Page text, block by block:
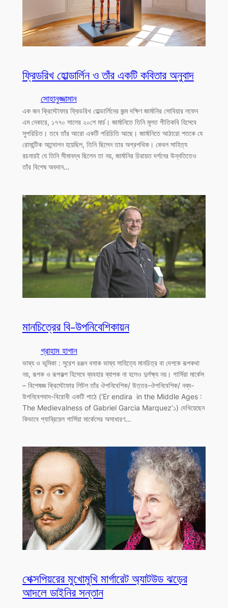
ফ্রিডরিখ হোল্ডার্লিন ও তাঁর একটি কবিতার অনুবাদ
সোহানুজ্জামান
এক জন ক্রিস্টোফার ফ্রিডরিখ হোল্ডার্লিনের জন্ম দক্ষিণ জার্মানির সোবিয়ার লফেন
এম নেকারে, ১৭৭০ সালের ২০শে মার্চ। জার্মানিতে তিনি মূলত গীতিকবি হিসেবে
সুপরিচিত। তবে তাঁর আরো একটি পরিচিতি আছে। জার্মানিতে আঠারো শতকে যে
রোমান্টিক আন্দোলন হয়েছিল, তিনি ছিলেন তার অগ্রপথিক। কেবল সাহিত্য
রচনায়ই যে তিনি সীমাবদ্ধ ছিলেন তা নয়, জার্মানির চিরায়ত দর্শনের উন্নতিতেও
তাঁর বিশেষ অবদান…
মানচিত্রের বি-উপনিবেশিকায়ন
গ্রাহাম হাগান
ভাষ্য ও ভূমিকা : সুরেশ রঞ্জন বসাক ভাষ্য সাহিত্যে মানচিত্র বা দেশকে রূপকথা
নয়, রূপক ও রূপকল্প হিসেবে ব্যবহার ব্যাপক না হলেও দুর্লক্ষ্য নয়। গার্সিয়া মার্কেস
– বিশেষজ্ঞ ক্রিস্টোফার লিটল তাঁর ঔপনিবেশিক/ উত্তর-ঔপনিবেশিক/ নব্য-
উপনিবেশবাদ-বিরোধী একটি পাঠে (‘Er endira in the Middle Ages :
The Medievalness of Gabriel Garcia Marquez’১) দেখিয়েছেন
কিভাবে গ্যাব্রিয়েল গার্সিয়া মার্কেসের অসাধারণ…
শেক্সপিয়রের মুখোমুখি মার্গারেট অ্যাটউড ঝড়ের
আদলে ডাইনির সন্তান